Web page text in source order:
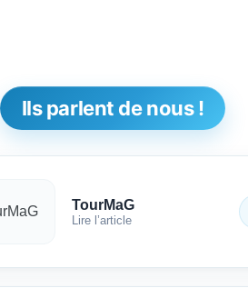
Ils parlent de nous !
TourMaG
Lire l’article